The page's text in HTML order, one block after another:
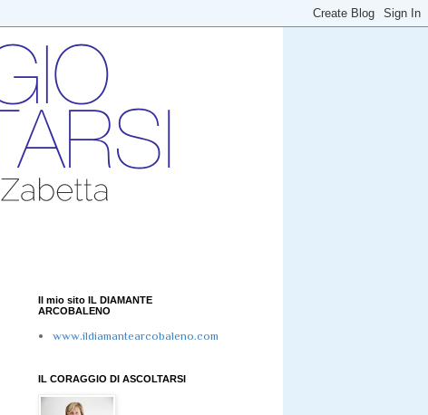
Il mio sito IL DIAMANTE
ARCOBALENO
www.ildiamantearcobaleno.com
IL CORAGGIO DI ASCOLTARSI